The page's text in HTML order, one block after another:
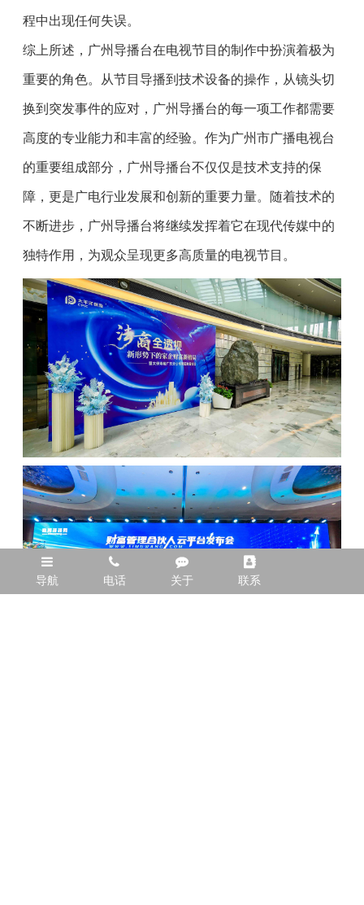
导航 电话 关于 联系
程中出现任何失误。
综上所述，广州导播台在电视节目的制作中扮演着极为
重要的角色。从节目导播到技术设备的操作，从镜头切
换到突发事件的应对，广州导播台的每一项工作都需要
高度的专业能力和丰富的经验。作为广州市广播电视台
的重要组成部分，广州导播台不仅仅是技术支持的保
障，更是广电行业发展和创新的重要力量。随着技术的
不断进步，广州导播台将继续发挥着它在现代传媒中的
独特作用，为观众呈现更多高质量的电视节目。